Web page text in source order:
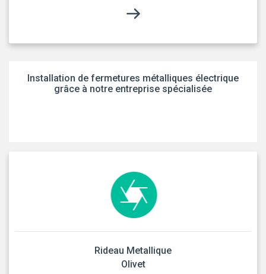
Installation de fermetures métalliques électrique
grâce à notre entreprise spécialisée
Rideau Metallique
Olivet